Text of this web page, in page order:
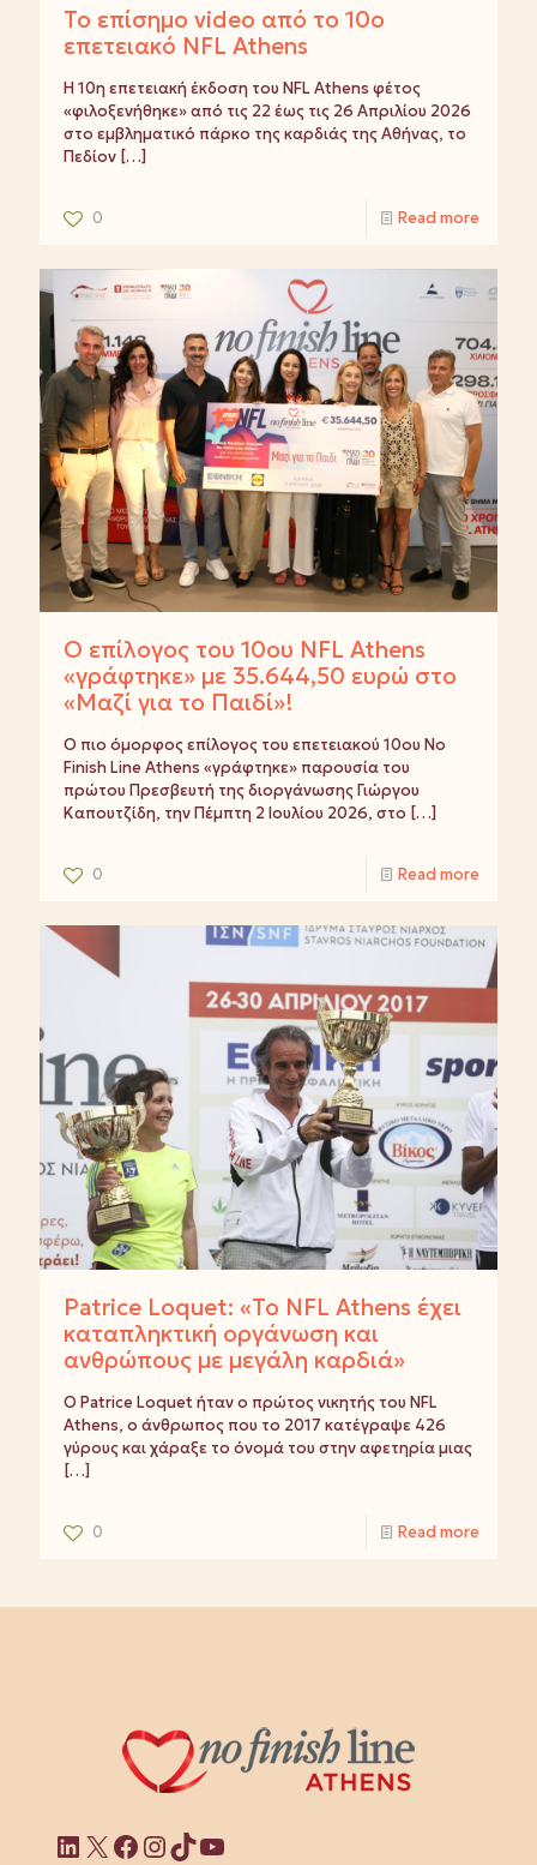
Το επίσημο video από το 10ο
επετειακό NFL Athens
Η 10η επετειακή έκδοση του NFL Athens φέτος
«φιλοξενήθηκε» από τις 22 έως τις 26 Απριλίου 2026
στο εμβληματικό πάρκο της καρδιάς της Αθήνας, το
Πεδίον […]
0 Read more
Ο επίλογος του 10ου NFL Athens
«γράφτηκε» με 35.644,50 ευρώ στο
«Μαζί για το Παιδί»!
Ο πιο όμορφος επίλογος του επετειακού 10ου No
Finish Line Athens «γράφτηκε» παρουσία του
πρώτου Πρεσβευτή της διοργάνωσης Γιώργου
Καπουτζίδη, την Πέμπτη 2 Ιουλίου 2026, στο […]
0 Read more
Patrice Loquet: «Το NFL Athens έχει
καταπληκτική οργάνωση και
ανθρώπους με μεγάλη καρδιά»
Ο Patrice Loquet ήταν ο πρώτος νικητής του NFL
Athens, ο άνθρωπος που το 2017 κατέγραψε 426
γύρους και χάραξε το όνομά του στην αφετηρία μιας
[…]
0 Read more
Linkedin
X Facebook
Instagram
TikTok
YouTube